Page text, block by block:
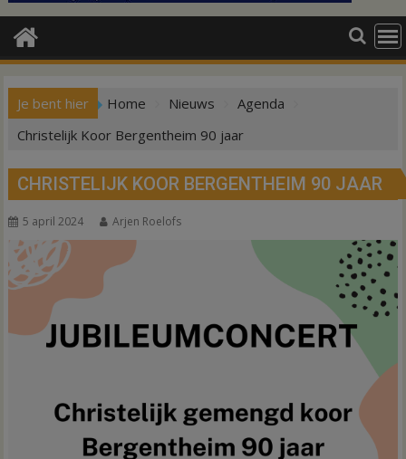
Je bent hier Home Nieuws
Agenda
Christelijk Koor Bergentheim 90 jaar
CHRISTELIJK KOOR BERGENTHEIM 90 JAAR
5 april 2024 Arjen Roelofs